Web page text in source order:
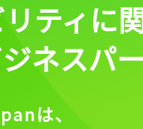
ティに
ネスパ
は、